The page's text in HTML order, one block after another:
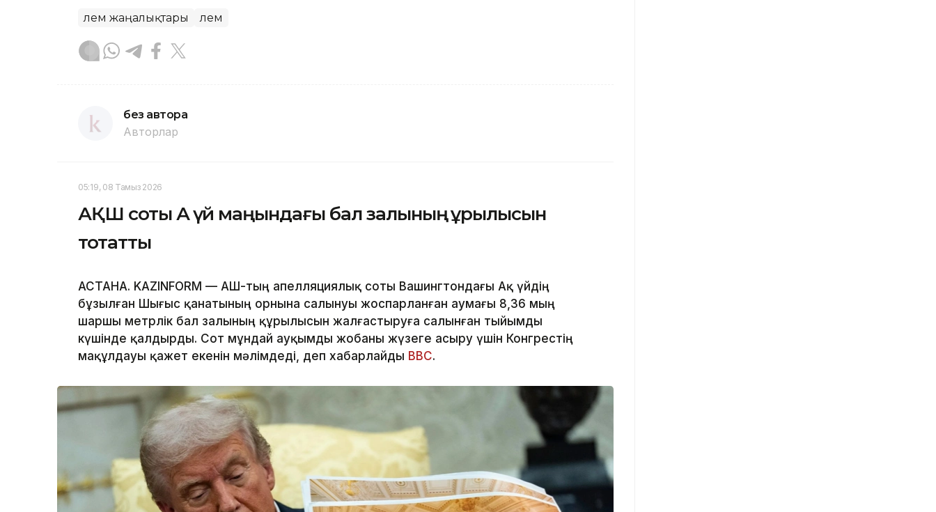
Әлем жаңалықтары Әлем
без автора
Авторлар
05:19, 08 Тамыз 2026
АҚШ соты Ақ үй маңындағы бал залының құрылысын
тоқтатты
АСТАНА. KAZINFORM — АҚШ-тың апелляциялық соты Вашингтондағы Ақ үйдің
бұзылған Шығыс қанатының орнына салынуы жоспарланған аумағы 8,36 мың
шаршы метрлік бал залының құрылысын жалғастыруға салынған тыйымды
күшінде қалдырды. Сот мұндай ауқымды жобаны жүзеге асыру үшін Конгрестің
мақұлдауы қажет екенін мәлімдеді, деп хабарлайды BBC.